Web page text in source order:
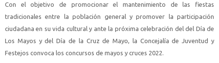
Con el objetivo de promocionar el mantenimiento de las fiestas
tradicionales entre la población general y promover la participación
ciudadana en su vida cultural y ante la próxima celebración del del Día de
Los Mayos y del Día de la Cruz de Mayo, la Concejalía de Juventud y
Festejos convoca los concursos de mayos y cruces 2022.